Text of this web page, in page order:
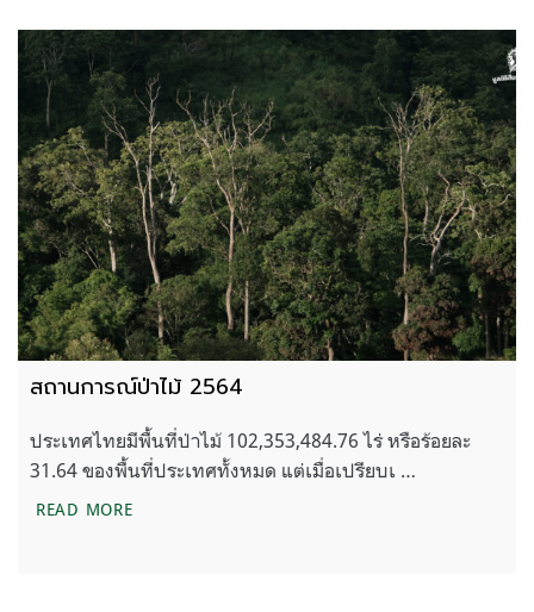
สถานการณ์ป่าไม้ 2564
ประเทศไทยมีพื้นที่ป่าไม้ 102,353,484.76 ไร่ หรือร้อยละ
31.64 ของพื้นที่ประเทศทั้งหมด แต่เมื่อเปรียบเ …
READ MOREสถานการณ์ป่าไม้ 2564